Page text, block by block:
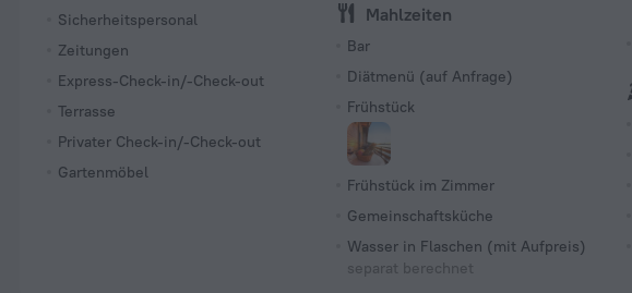
Sicherheitspersonal
Zeitungen
Express-Check-in/-Check-out
Terrasse
Privater Check-in/-Check-out
Gartenmöbel
Mahlzeiten
Bar
Diätmenü (auf Anfrage)
Frühstück
Frühstück im Zimmer
Gemeinschaftsküche
Wasser in Flaschen (mit Aufpreis)
separat berechnet